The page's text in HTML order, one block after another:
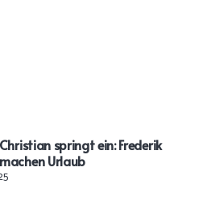
springt ein: Frederik
Urlaub